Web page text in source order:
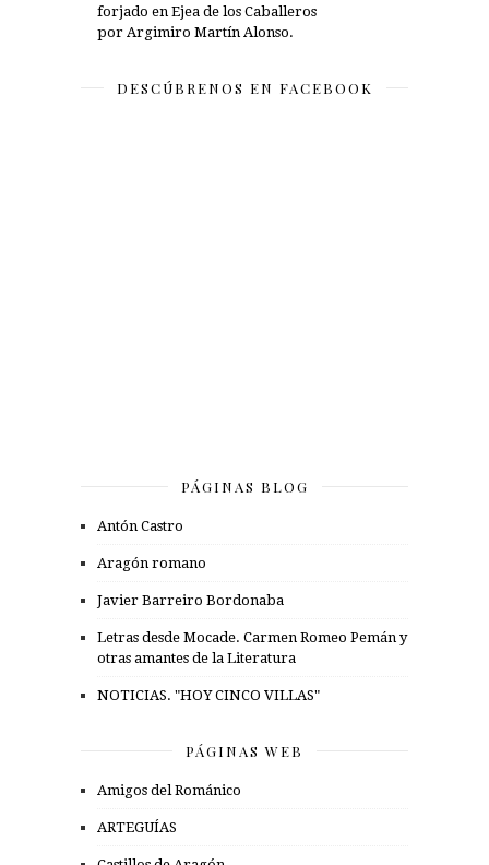
forjado en Ejea de los Caballeros
por Argimiro Martín Alonso.
DESCÚBRENOS EN FACEBOOK
PÁGINAS BLOG
Antón Castro
Aragón romano
Javier Barreiro Bordonaba
Letras desde Mocade. Carmen Romeo Pemán y
otras amantes de la Literatura
NOTICIAS. "HOY CINCO VILLAS"
PÁGINAS WEB
Amigos del Románico
ARTEGUÍAS